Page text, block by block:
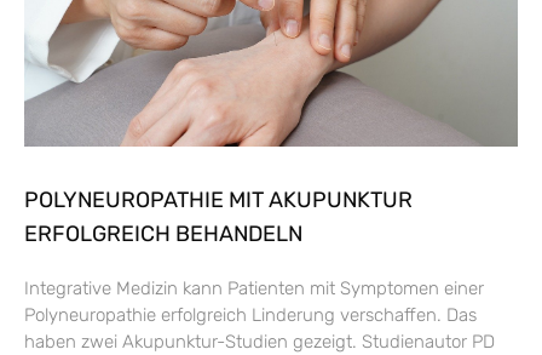
POLYNEUROPATHIE MIT AKUPUNKTUR
ERFOLGREICH BEHANDELN
Integrative Medizin kann Patienten mit Symptomen einer
Polyneuropathie erfolgreich Linderung verschaffen. Das
haben zwei Akupunktur-Studien gezeigt. Studienautor PD